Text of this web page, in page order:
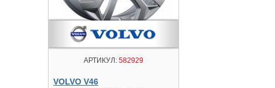
АРТИКУЛ:582929
VOLVO V46